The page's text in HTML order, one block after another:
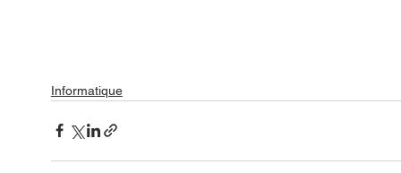
Informatique